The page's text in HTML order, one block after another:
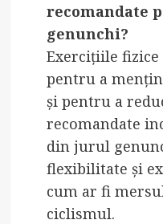
recomandate
genunchi?
Exercițiile
pentru a
și pentru a
recomandate
din jurul
flexibilitate și
cum ar fi
ciclismul.